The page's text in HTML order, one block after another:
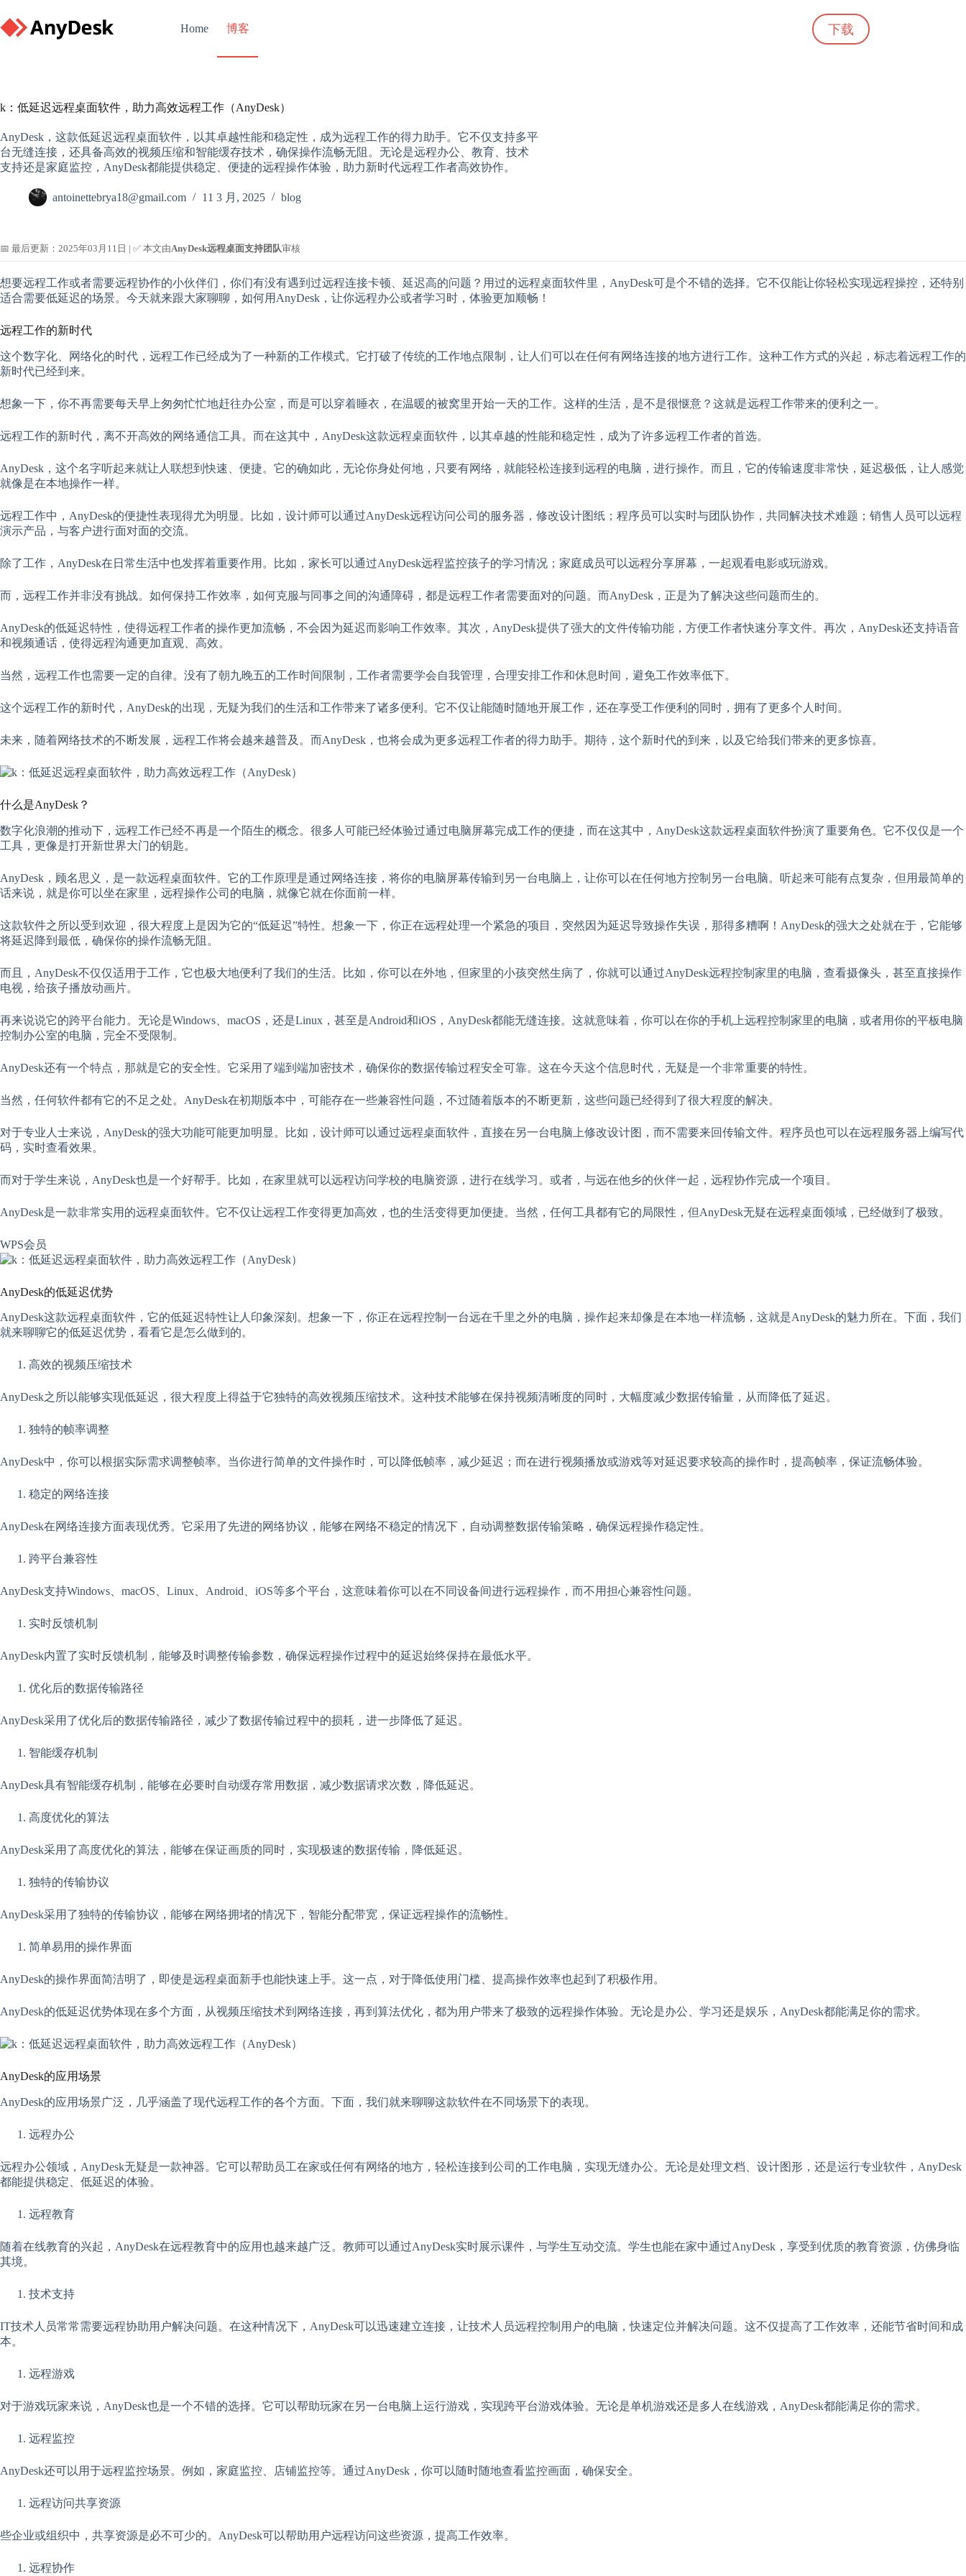
to
content
Home 博客 下载
k：低延迟远程桌面软件，助力高效远程工作（AnyDesk）
AnyDesk，这款低延迟远程桌面软件，以其卓越性能和稳定性，成为远程工作的得力助手。它不仅支持多平
台无缝连接，还具备高效的视频压缩和智能缓存技术，确保操作流畅无阻。无论是远程办公、教育、技术
支持还是家庭监控，AnyDesk都能提供稳定、便捷的远程操作体验，助力新时代远程工作者高效协作。
antoinettebrya18@gmail.com 11 3 月, 2025 blog
📅 最后更新：2025年03月11日 | ✅ 本文由AnyDesk远程桌面支持团队审核
想要远程工作或者需要远程协作的小伙伴们，你们有没有遇到过远程连接卡顿、延迟高的问题？用过的远程桌面软件里，AnyDesk可是个不错的选择。它不仅能让你轻松实现远程操控，还特别
适合需要低延迟的场景。今天就来跟大家聊聊，如何用AnyDesk，让你远程办公或者学习时，体验更加顺畅！
远程工作的新时代
这个数字化、网络化的时代，远程工作已经成为了一种新的工作模式。它打破了传统的工作地点限制，让人们可以在任何有网络连接的地方进行工作。这种工作方式的兴起，标志着远程工作的
新时代已经到来。
想象一下，你不再需要每天早上匆匆忙忙地赶往办公室，而是可以穿着睡衣，在温暖的被窝里开始一天的工作。这样的生活，是不是很惬意？这就是远程工作带来的便利之一。
远程工作的新时代，离不开高效的网络通信工具。而在这其中，AnyDesk这款远程桌面软件，以其卓越的性能和稳定性，成为了许多远程工作者的首选。
AnyDesk，这个名字听起来就让人联想到快速、便捷。它的确如此，无论你身处何地，只要有网络，就能轻松连接到远程的电脑，进行操作。而且，它的传输速度非常快，延迟极低，让人感觉
就像是在本地操作一样。
远程工作中，AnyDesk的便捷性表现得尤为明显。比如，设计师可以通过AnyDesk远程访问公司的服务器，修改设计图纸；程序员可以实时与团队协作，共同解决技术难题；销售人员可以远程
演示产品，与客户进行面对面的交流。
除了工作，AnyDesk在日常生活中也发挥着重要作用。比如，家长可以通过AnyDesk远程监控孩子的学习情况；家庭成员可以远程分享屏幕，一起观看电影或玩游戏。
而，远程工作并非没有挑战。如何保持工作效率，如何克服与同事之间的沟通障碍，都是远程工作者需要面对的问题。而AnyDesk，正是为了解决这些问题而生的。
AnyDesk的低延迟特性，使得远程工作者的操作更加流畅，不会因为延迟而影响工作效率。其次，AnyDesk提供了强大的文件传输功能，方便工作者快速分享文件。再次，AnyDesk还支持语音
和视频通话，使得远程沟通更加直观、高效。
当然，远程工作也需要一定的自律。没有了朝九晚五的工作时间限制，工作者需要学会自我管理，合理安排工作和休息时间，避免工作效率低下。
这个远程工作的新时代，AnyDesk的出现，无疑为我们的生活和工作带来了诸多便利。它不仅让能随时随地开展工作，还在享受工作便利的同时，拥有了更多个人时间。
未来，随着网络技术的不断发展，远程工作将会越来越普及。而AnyDesk，也将会成为更多远程工作者的得力助手。期待，这个新时代的到来，以及它给我们带来的更多惊喜。
什么是AnyDesk？
数字化浪潮的推动下，远程工作已经不再是一个陌生的概念。很多人可能已经体验过通过电脑屏幕完成工作的便捷，而在这其中，AnyDesk这款远程桌面软件扮演了重要角色。它不仅仅是一个
工具，更像是打开新世界大门的钥匙。
AnyDesk，顾名思义，是一款远程桌面软件。它的工作原理是通过网络连接，将你的电脑屏幕传输到另一台电脑上，让你可以在任何地方控制另一台电脑。听起来可能有点复杂，但用最简单的
话来说，就是你可以坐在家里，远程操作公司的电脑，就像它就在你面前一样。
这款软件之所以受到欢迎，很大程度上是因为它的“低延迟”特性。想象一下，你正在远程处理一个紧急的项目，突然因为延迟导致操作失误，那得多糟啊！AnyDesk的强大之处就在于，它能够
将延迟降到最低，确保你的操作流畅无阻。
而且，AnyDesk不仅仅适用于工作，它也极大地便利了我们的生活。比如，你可以在外地，但家里的小孩突然生病了，你就可以通过AnyDesk远程控制家里的电脑，查看摄像头，甚至直接操作
电视，给孩子播放动画片。
再来说说它的跨平台能力。无论是Windows、macOS，还是Linux，甚至是Android和iOS，AnyDesk都能无缝连接。这就意味着，你可以在你的手机上远程控制家里的电脑，或者用你的平板电脑
控制办公室的电脑，完全不受限制。
AnyDesk还有一个特点，那就是它的安全性。它采用了端到端加密技术，确保你的数据传输过程安全可靠。这在今天这个信息时代，无疑是一个非常重要的特性。
当然，任何软件都有它的不足之处。AnyDesk在初期版本中，可能存在一些兼容性问题，不过随着版本的不断更新，这些问题已经得到了很大程度的解决。
对于专业人士来说，AnyDesk的强大功能可能更加明显。比如，设计师可以通过远程桌面软件，直接在另一台电脑上修改设计图，而不需要来回传输文件。程序员也可以在远程服务器上编写代
码，实时查看效果。
而对于学生来说，AnyDesk也是一个好帮手。比如，在家里就可以远程访问学校的电脑资源，进行在线学习。或者，与远在他乡的伙伴一起，远程协作完成一个项目。
AnyDesk是一款非常实用的远程桌面软件。它不仅让远程工作变得更加高效，也的生活变得更加便捷。当然，任何工具都有它的局限性，但AnyDesk无疑在远程桌面领域，已经做到了极致。
WPS会员
AnyDesk的低延迟优势
AnyDesk这款远程桌面软件，它的低延迟特性让人印象深刻。想象一下，你正在远程控制一台远在千里之外的电脑，操作起来却像是在本地一样流畅，这就是AnyDesk的魅力所在。下面，我们
就来聊聊它的低延迟优势，看看它是怎么做到的。
高效的视频压缩技术
AnyDesk之所以能够实现低延迟，很大程度上得益于它独特的高效视频压缩技术。这种技术能够在保持视频清晰度的同时，大幅度减少数据传输量，从而降低了延迟。
独特的帧率调整
AnyDesk中，你可以根据实际需求调整帧率。当你进行简单的文件操作时，可以降低帧率，减少延迟；而在进行视频播放或游戏等对延迟要求较高的操作时，提高帧率，保证流畅体验。
稳定的网络连接
AnyDesk在网络连接方面表现优秀。它采用了先进的网络协议，能够在网络不稳定的情况下，自动调整数据传输策略，确保远程操作稳定性。
跨平台兼容性
AnyDesk支持Windows、macOS、Linux、Android、iOS等多个平台，这意味着你可以在不同设备间进行远程操作，而不用担心兼容性问题。
实时反馈机制
AnyDesk内置了实时反馈机制，能够及时调整传输参数，确保远程操作过程中的延迟始终保持在最低水平。
优化后的数据传输路径
AnyDesk采用了优化后的数据传输路径，减少了数据传输过程中的损耗，进一步降低了延迟。
智能缓存机制
AnyDesk具有智能缓存机制，能够在必要时自动缓存常用数据，减少数据请求次数，降低延迟。
高度优化的算法
AnyDesk采用了高度优化的算法，能够在保证画质的同时，实现极速的数据传输，降低延迟。
独特的传输协议
AnyDesk采用了独特的传输协议，能够在网络拥堵的情况下，智能分配带宽，保证远程操作的流畅性。
简单易用的操作界面
AnyDesk的操作界面简洁明了，即使是远程桌面新手也能快速上手。这一点，对于降低使用门槛、提高操作效率也起到了积极作用。
AnyDesk的低延迟优势体现在多个方面，从视频压缩技术到网络连接，再到算法优化，都为用户带来了极致的远程操作体验。无论是办公、学习还是娱乐，AnyDesk都能满足你的需求。
AnyDesk的应用场景
AnyDesk的应用场景广泛，几乎涵盖了现代远程工作的各个方面。下面，我们就来聊聊这款软件在不同场景下的表现。
远程办公
远程办公领域，AnyDesk无疑是一款神器。它可以帮助员工在家或任何有网络的地方，轻松连接到公司的工作电脑，实现无缝办公。无论是处理文档、设计图形，还是运行专业软件，AnyDesk
都能提供稳定、低延迟的体验。
远程教育
随着在线教育的兴起，AnyDesk在远程教育中的应用也越来越广泛。教师可以通过AnyDesk实时展示课件，与学生互动交流。学生也能在家中通过AnyDesk，享受到优质的教育资源，仿佛身临
其境。
技术支持
IT技术人员常常需要远程协助用户解决问题。在这种情况下，AnyDesk可以迅速建立连接，让技术人员远程控制用户的电脑，快速定位并解决问题。这不仅提高了工作效率，还能节省时间和成
本。
远程游戏
对于游戏玩家来说，AnyDesk也是一个不错的选择。它可以帮助玩家在另一台电脑上运行游戏，实现跨平台游戏体验。无论是单机游戏还是多人在线游戏，AnyDesk都能满足你的需求。
远程监控
AnyDesk还可以用于远程监控场景。例如，家庭监控、店铺监控等。通过AnyDesk，你可以随时随地查看监控画面，确保安全。
远程访问共享资源
些企业或组织中，共享资源是必不可少的。AnyDesk可以帮助用户远程访问这些资源，提高工作效率。
远程协作